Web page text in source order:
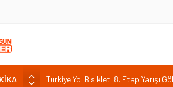
Malatya Kültür Yolu Festivali 8